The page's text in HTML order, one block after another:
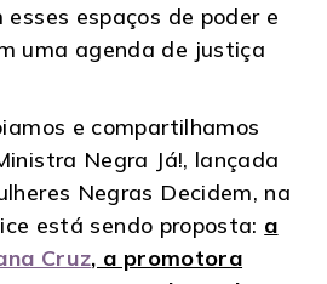
espaços de poder e
uma agenda de justiça
e compartilhamos
Negra Já!, lançada
Negras Decidem, na
está sendo proposta: a
Cruz, a promotora